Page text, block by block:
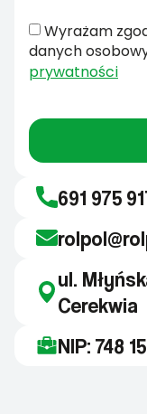
Wyrażam
danych
prywatności
691 975
ul.
Cerekwia
NIP: 748